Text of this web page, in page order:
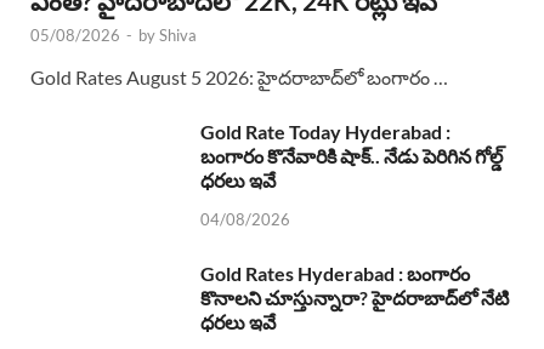
05/08/2026 - byShiva
Gold Rates August 5 2026: హైదరాబాద్‌లో బంగారం …
Gold Rate Today Hyderabad :
బంగారం కొనేవారికి షాక్.. నేడు పెరిగిన గోల్డ్
ధరలు ఇవే
04/08/2026
Gold Rates Hyderabad : బంగారం
కొనాలని చూస్తున్నారా? హైదరాబాద్‌లో నేటి
ధరలు ఇవే